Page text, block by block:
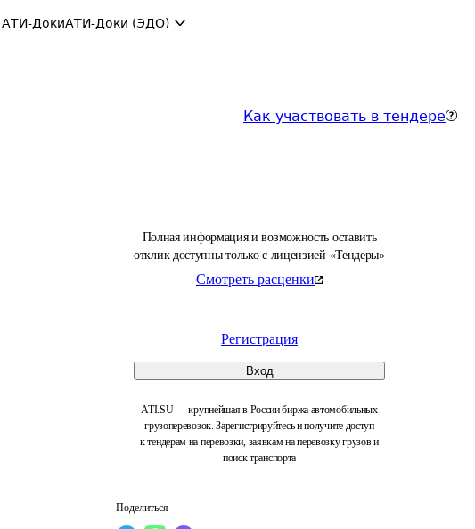
АТИ-ДокиАТИ-Доки (ЭДО)
Как участвовать в тендере
Полная информация и возможность оставить
отклик доступны только с лицензией «Тендеры»
Смотреть расценки
Регистрация
Вход
ATI.SU — крупнейшая в России биржа автомобильных
грузоперевозок. Зарегистрируйтесь и получите доступ
к тендерам на перевозки, заявкам на перевозку грузов и
поиск транспорта
Поделиться